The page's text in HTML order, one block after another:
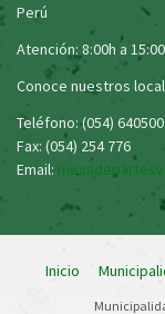
Perú
Atención: 8:00h a
Conoce nuestros
Teléfono: (054) 640500
Fax: (054) 254 776
Email:
Inicio